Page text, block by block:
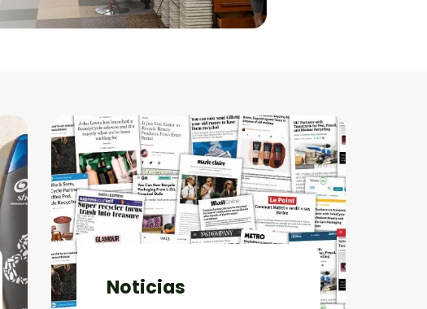
Noticias